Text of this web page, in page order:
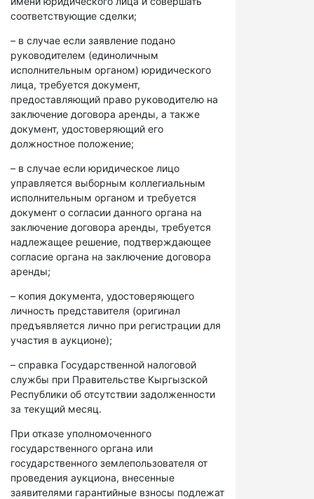
соответствующие сделки;
– в случае если заявление подано
руководителем (единоличным
исполнительным органом) юридического
лица, требуется документ,
предоставляющий право руководителю на
заключение договора аренды, а также
документ, удостоверяющий его
должностное положение;
– в случае если юридическое лицо
управляется выборным коллегиальным
исполнительным органом и требуется
документ о согласии данного органа на
заключение договора аренды, требуется
надлежащее решение, подтверждающее
согласие органа на заключение договора
аренды;
– копия документа, удостоверяющего
личность представителя (оригинал
предъявляется лично при регистрации для
участия в аукционе);
– справка Государственной налоговой
службы при Правительстве Кыргызской
Республики об отсутствии задолженности
за текущий месяц.
При отказе уполномоченного
государственного органа или
государственного землепользователя от
проведения аукциона, внесенные
заявителями гарантийные взносы подлежат